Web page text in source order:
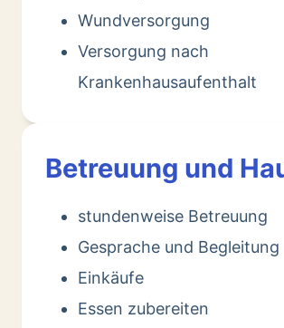
Wundversorgung
Versorgung nach
Krankenhausaufenthalt
Betreuung und
stundenweise Betreuung
Gesprache und Begleitung
Einkäufe
Essen zubereiten